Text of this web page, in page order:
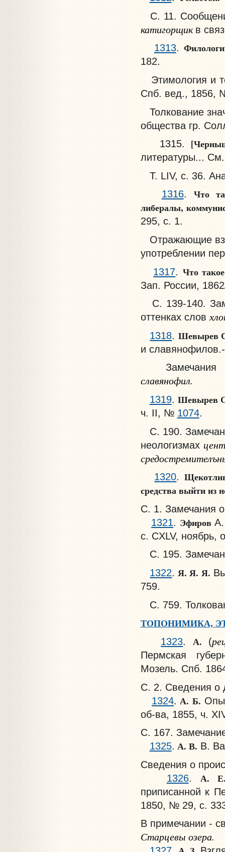
С. 11.
катигорщик в
1313.
182.
Этимология и
Спб. вед., 1856,
Толкование
общества гр.
1315.
литературы...
Т. LIV, с. 36.
1316. Что
либералы,
295, с. 1.
Отражающие
употреблении
1317
Что
Зап. России,
С. 139-140.
оттенках слов
1318. Шевырев
и
Замечания о
славянофил.
1319. Шевырев
ч. II, № 1074.
С. 190.
неологизмах
1320.
средства выйти из
С. 1. Замечания
1321. Эфиров
с. CXLV, ноябрь,
С. 195.
1322. Я. Я. Я.
759.
С. 759.
ТОПОНИМИКА,
1323. А. (
Пермская
Мозель. Спб.
С. 2. Сведения о
1324. А. Б.
об-ва, 1855, ч.
С. 167.
1325. А. В. В.
Сведения о
1326. А.
приписанной к
1850, № 29, с.
В примечании -
Старцевы озера.